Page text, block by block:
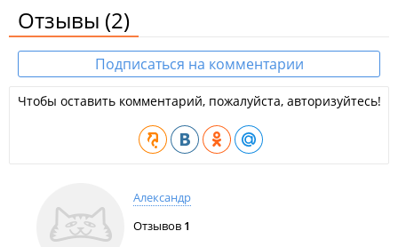
Отзывы (2)
Подписаться на комментарии
Чтобы оставить комментарий, пожалуйста, авторизуйтесь!
Александр
Отзывов 1